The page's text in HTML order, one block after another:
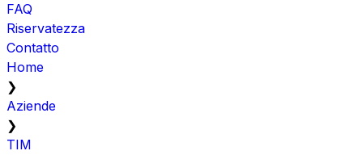
FAQ
Riservatezza
Contatto
Home
❯
Aziende
❯
TIM